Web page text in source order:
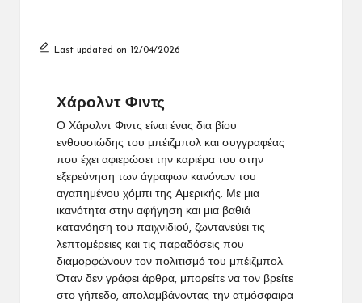
Last updated on 12/04/2026
Χάρολντ Φιντς
Ο Χάρολντ Φιντς είναι ένας δια βίου
ενθουσιώδης του μπέιζμπολ και συγγραφέας
που έχει αφιερώσει την καριέρα του στην
εξερεύνηση των άγραφων κανόνων του
αγαπημένου χόμπι της Αμερικής. Με μια
ικανότητα στην αφήγηση και μια βαθιά
κατανόηση του παιχνιδιού, ζωντανεύει τις
λεπτομέρειες και τις παραδόσεις που
διαμορφώνουν τον πολιτισμό του μπέιζμπολ.
Όταν δεν γράφει άρθρα, μπορείτε να τον βρείτε
στο γήπεδο, απολαμβάνοντας την ατμόσφαιρα